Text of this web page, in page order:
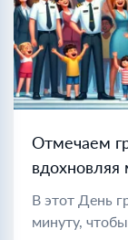
Отмечаем
вдохновляя
В этот День
минуту,